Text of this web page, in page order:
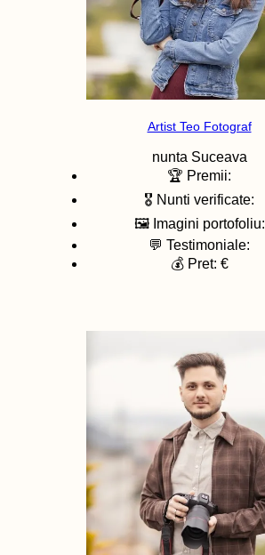
Artist Teo Fotograf
nunta Suceava
🏆 Premii:
🎖️ Nunti verificate:
🖼️ Imagini portofoliu:
💬 Testimoniale:
💰 Pret: €